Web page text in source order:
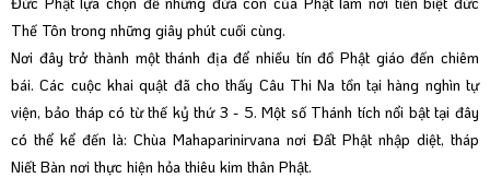
Thế Tôn trong những giây phút cuối cùng.
Nơi đây trở thành một thánh địa để nhiều tín đồ Phật giáo đến chiêm
bái. Các cuộc khai quật đã cho thấy Câu Thi Na tồn tại hàng nghìn tự
viện, bảo tháp có từ thế kỷ thứ 3 - 5. Một số Thánh tích nổi bật tại đây
có thể kể đến là: Chùa Mahaparinirvana nơi Đất Phật nhập diệt, tháp
Niết Bàn nơi thực hiện hỏa thiêu kim thân Phật.